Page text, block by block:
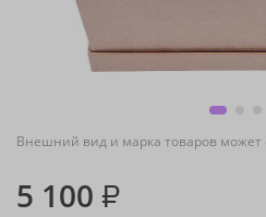
Внешний вид и марка товаров может
5 100 ₽